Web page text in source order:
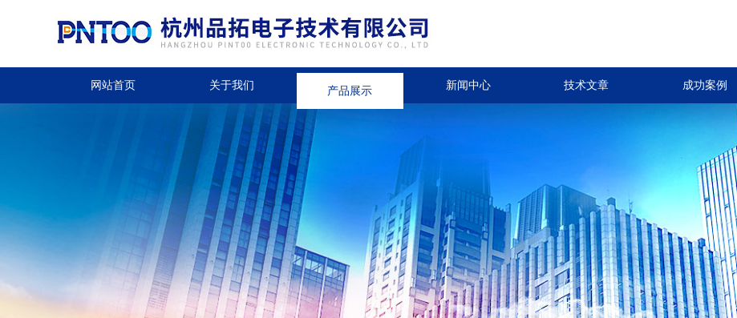
网站首页 关于我们 产品展示 新闻中心 技术文章 成功案例